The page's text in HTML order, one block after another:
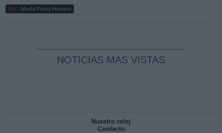
Por María Pérez Herrero
NOTICIAS MAS VISTAS
Nuestro reloj
Contacto